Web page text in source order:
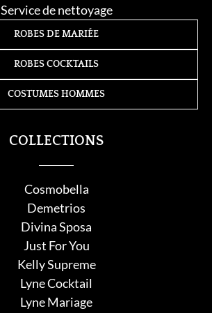
Service de nettoyage
COLLECTIONS
Cosmobella
Demetrios
Divina Sposa
Just For You
Kelly Supreme
Lyne Cocktail
Lyne Mariage
ROBES DE MARIÉE
ROBES COCKTAILS
COSTUMES HOMMES